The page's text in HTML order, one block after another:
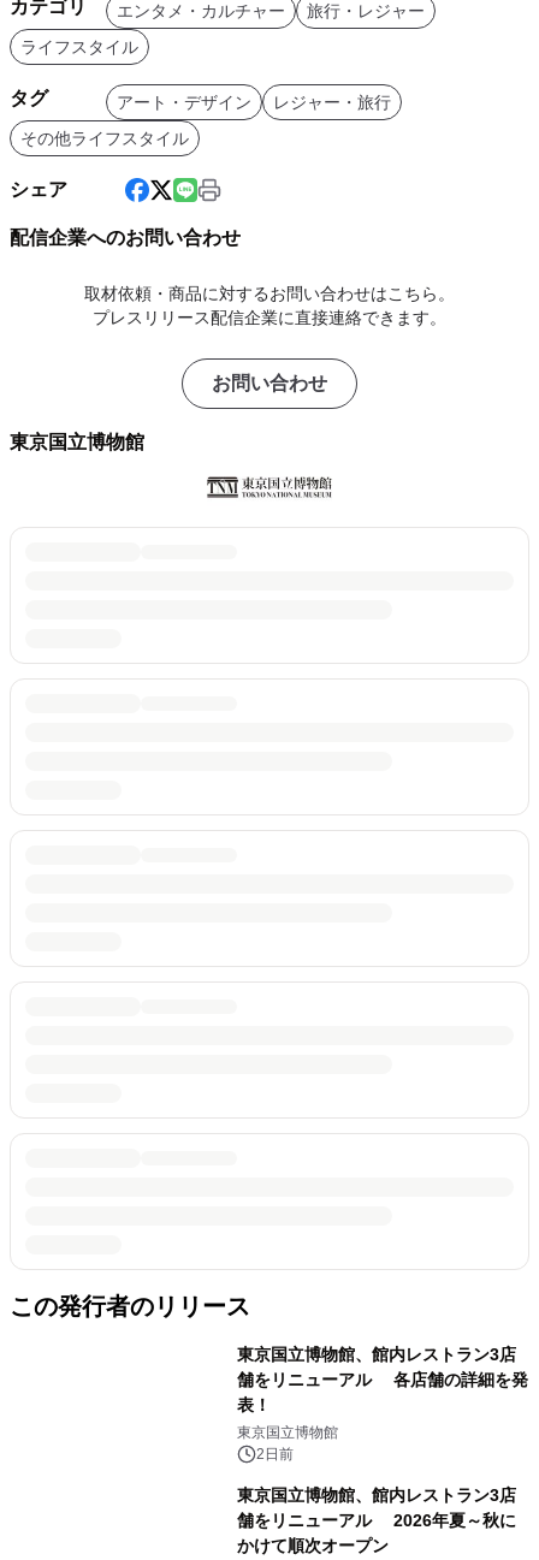
カテゴリ エンタメ・カルチャー
旅行・レジャー
ライフスタイル
タグ アート・デザイン
レジャー・旅行
その他ライフスタイル
シェア
配信企業へのお問い合わせ
取材依頼・商品に対するお問い合わせはこちら。
プレスリリース配信企業に直接連絡できます。
お問い合わせ
東京国立博物館
この発行者のリリース
東京国立博物館、館内レストラン3店
舗をリニューアル 各店舗の詳細を発
表！
東京国立博物館
2日前
東京国立博物館、館内レストラン3店
舗をリニューアル 2026年夏～秋に
かけて順次オープン